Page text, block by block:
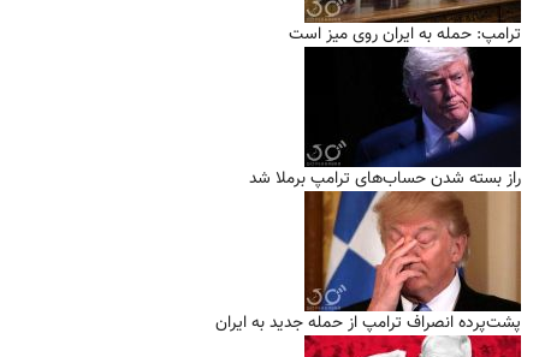
ترامپ: حمله به ایران روی میز است
راز بسته شدن حساب‌های ترامپ برملا شد
پشت‌پرده انصراف ترامپ از حمله جدید به ایران